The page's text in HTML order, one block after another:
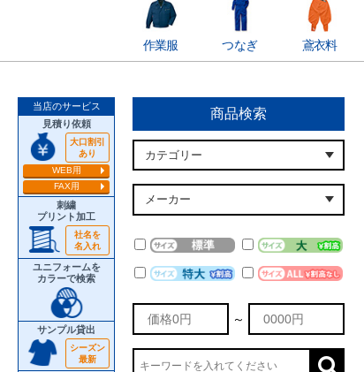
作業服 つなぎ 鳶衣料
当店のサービス
見積り依頼
大口割引
あり
WEB用
FAX用
刺繍
プリント加工
社名を
名入れ
ユニフォームを
カラーで検索
サンプル貸出
シーズン
最新
商品検索
～